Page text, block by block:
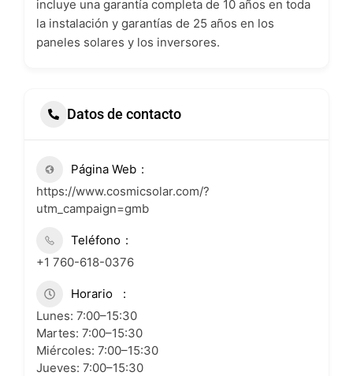
incluye una garantía completa de 10 años en toda
la instalación y garantías de 25 años en los
paneles solares y los inversores.
Datos de contacto
Página Web
https://www.cosmicsolar.com/?
utm_campaign=gmb
Teléfono
+1 760-618-0376
Horario
Lunes: 7:00–15:30
Martes: 7:00–15:30
Miércoles: 7:00–15:30
Jueves: 7:00–15:30